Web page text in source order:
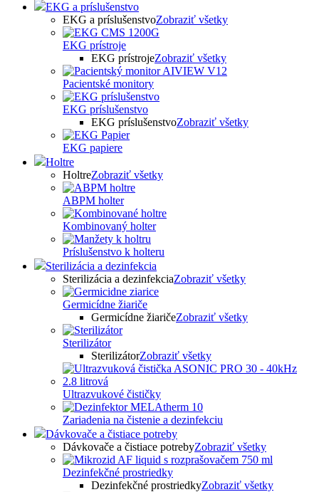
EKG a príslušenstvo
EKG a príslušenstvoZobraziť všetky
EKG prístroje
EKG prístrojeZobraziť všetky
Pacientské monitory
EKG príslušenstvo
EKG príslušenstvoZobraziť všetky
EKG papiere
Holtre
HoltreZobraziť všetky
ABPM holter
Kombinovaný holter
Príslušenstvo k holteru
Sterilizácia a dezinfekcia
Sterilizácia a dezinfekciaZobraziť všetky
Germicídne žiariče
Germicídne žiaričeZobraziť všetky
Sterilizátor
SterilizátorZobraziť všetky
Ultrazvukové čističky
Zariadenia na čistenie a dezinfekciu
Dávkovače a čistiace potreby
Dávkovače a čistiace potrebyZobraziť všetky
Dezinfekčné prostriedky
Dezinfekčné prostriedkyZobraziť všetky